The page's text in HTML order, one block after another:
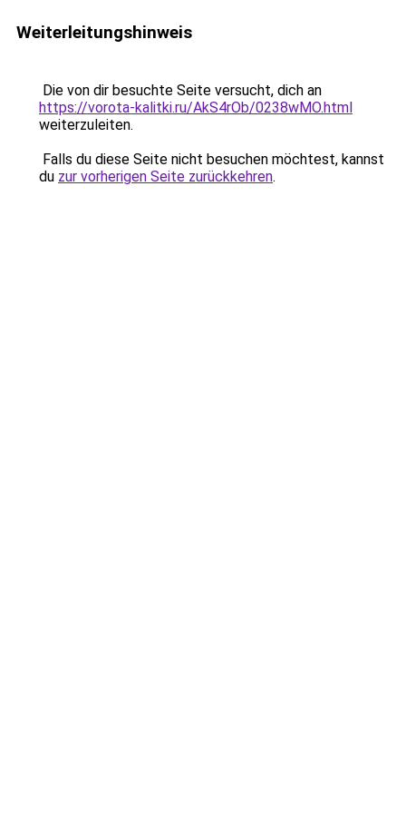
Weiterleitungshinweis
Die von dir besuchte Seite versucht, dich an
https://vorota-kalitki.ru/AkS4rOb/0238wMO.html
weiterzuleiten.
Falls du diese Seite nicht besuchen möchtest, kannst
du zur vorherigen Seite zurückkehren.